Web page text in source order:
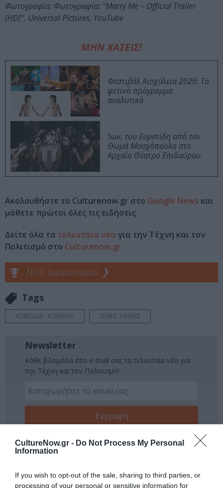
CultureNow.gr - Do Not Process My Personal
Information
If you wish to opt-out of the sale, sharing to third parties, or
processing of your personal or sensitive information for
Φωτογραφία: Φωτογραφία: “Marry Me – Official Trailer
[HD]”, Universal Pictures, YouTube
ΜΗΝ ΧΑΣΕΙΣ!
Φεστιβάλ Αισχύλεια 2026: Το
φετινό πρόγραμμα
αναλυτικά
Ίων, του Ευριπίδη από τον
Θωμά Μοσχόπουλο στο
Αρχαίο Θέατρο Επιδαύρου
Ακολουθήστε το Culturenow.gr στο Google News και
μάθετε πρώτοι όλες τις ειδήσεις
Δείτε όλα τα τελευταία νέα για την Τέχνη και τον
Πολιτισμό στο Culturenow.gr
Νέοι Διαγωνισμοί ❯
Tags
ΚΩΜΩΔΙΑ - ΚΟΜΕΝΤΙ ΞΕΝΕΣ ΤΑΙΝΙΕΣ
Newsletter
Κάθε βδομάδα στο e-mail σας τα τελευταία νέα για
την Τέχνη και τον Πολιτισμό!